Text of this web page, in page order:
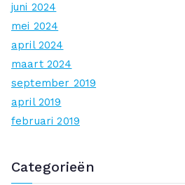
juni 2024
mei 2024
april 2024
maart 2024
september 2019
april 2019
februari 2019
Categorieën